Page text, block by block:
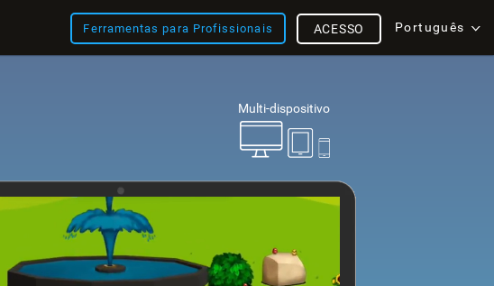
Ferramentas para Profissionais Português
ACESSO
Multi-dispositivo